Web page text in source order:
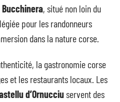
, situé non loin du
pour les randonneurs
dans la nature corse.
la gastronomie corse
et les restaurants locaux. Les
d’Ornucciuservent des